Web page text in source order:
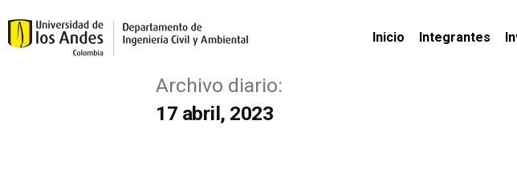
Inicio Integrantes
Archivo diario:
17 abril, 2023